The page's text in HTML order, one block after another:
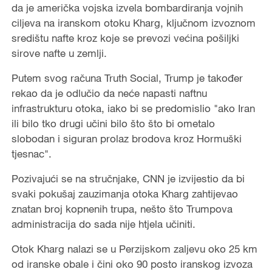
da je američka vojska izvela bombardiranja vojnih
ciljeva na iranskom otoku Kharg, ključnom izvoznom
središtu nafte kroz koje se prevozi većina pošiljki
sirove nafte u zemlji.
Putem svog računa Truth Social, Trump je također
rekao da je odlučio da neće napasti naftnu
infrastrukturu otoka, iako bi se predomislio "ako Iran
ili bilo tko drugi učini bilo što što bi ometalo
slobodan i siguran prolaz brodova kroz Hormuški
tjesnac".
Pozivajući se na stručnjake, CNN je izvijestio da bi
svaki pokušaj zauzimanja otoka Kharg zahtijevao
znatan broj kopnenih trupa, nešto što Trumpova
administracija do sada nije htjela učiniti.
Otok Kharg nalazi se u Perzijskom zaljevu oko 25 km
od iranske obale i čini oko 90 posto iranskog izvoza